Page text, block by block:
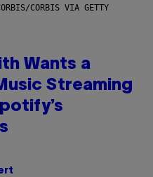
CORBIS VIA GETTY
Wants a
Streaming